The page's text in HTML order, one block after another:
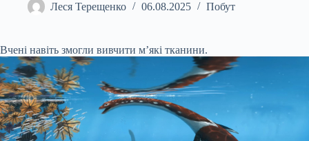
Леся Терещенко 06.08.2025 Побут
Вчені навіть змогли вивчити м’які тканини.